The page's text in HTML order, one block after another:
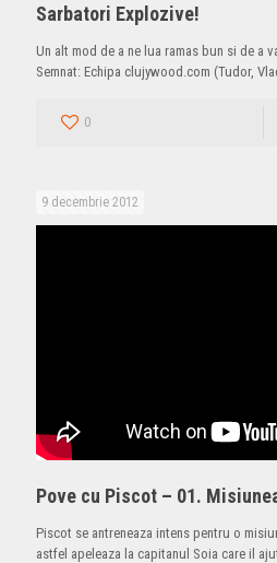
Sarbatori Explozive!
Un alt mod de a ne lua ramas bun si de a
Semnat: Echipa clujywood.com (Tudor,
0
9 decembrie 2012
Pove cu Piscot – 01.
Piscot se antreneaza intens pentru o
astfel apeleaza la capitanul Soia care il